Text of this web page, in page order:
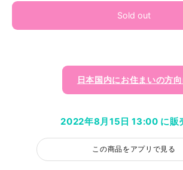
Sold out
日本国内にお住まいの方
2022年8月15日 13:00 に販
この商品をアプリで見る